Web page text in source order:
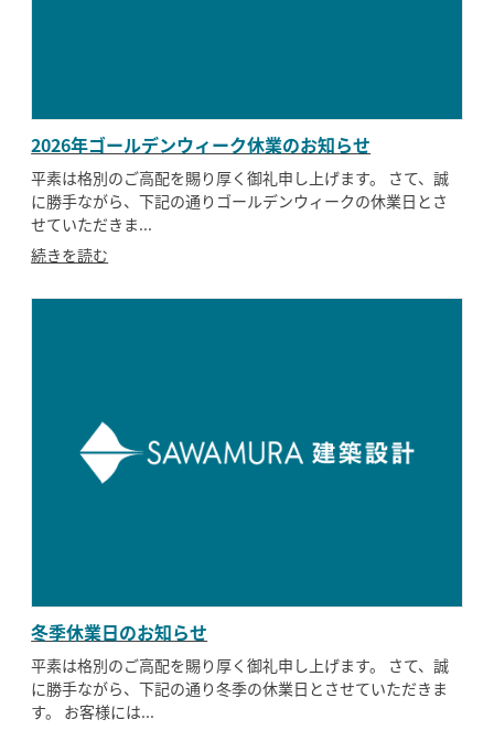
2026年ゴールデンウィーク休業のお知らせ
平素は格別のご高配を賜り厚く御礼申し上げます。 さて、誠
に勝手ながら、下記の通りゴールデンウィークの休業日とさ
せていただきま...
続きを読む
冬季休業日のお知らせ
平素は格別のご高配を賜り厚く御礼申し上げます。 さて、誠
に勝手ながら、下記の通り冬季の休業日とさせていただきま
す。 お客様には...